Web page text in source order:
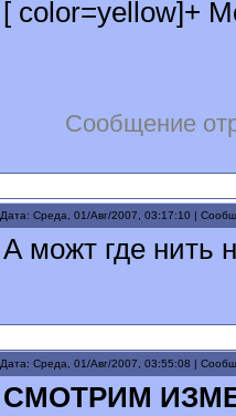
[ color=yellow]+
Сообщение
Дата: Среда, 01/Авг/2007, 03:17:10 |
А можт где нить
Дата: Среда, 01/Авг/2007, 03:55:08 |
СМОТРИМ